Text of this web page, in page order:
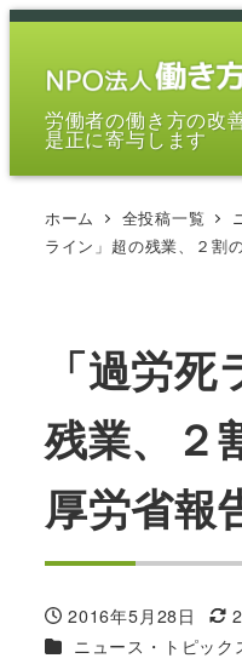
メ
労働者の働き方の改
是正に寄与します
ホーム 全投稿一覧
ライン」超の残業、２
「過労
残業、２
厚労省報
投稿日
2016年5月28日
更
カテゴリー
ニュース・トピック